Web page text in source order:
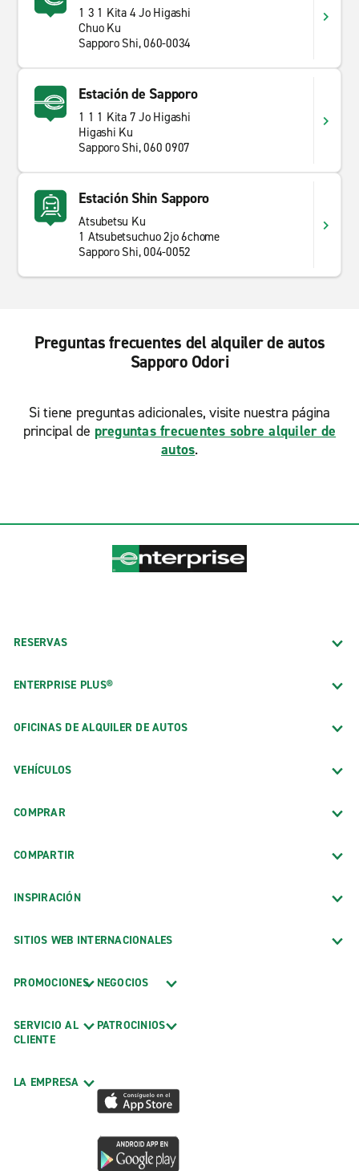
1 3 1 Kita 4 Jo Higashi
Chuo Ku
Sapporo Shi, 060-0034
Estación de Sapporo
1 1 1 Kita 7 Jo Higashi
Higashi Ku
Sapporo Shi, 060 0907
Estación Shin Sapporo
Atsubetsu Ku
1 Atsubetsuchuo 2jo 6chome
Sapporo Shi, 004-0052
Preguntas frecuentes del alquiler de autos
Sapporo Odori
Si tiene preguntas adicionales, visite nuestra página
principal de preguntas frecuentes sobre alquiler de
autos.
RESERVAS
ENTERPRISE PLUS®
OFICINAS DE ALQUILER DE AUTOS
VEHÍCULOS
COMPRAR
COMPARTIR
INSPIRACIÓN
SITIOS WEB INTERNACIONALES
PROMOCIONES
SERVICIO AL
CLIENTE
LA EMPRESA
NEGOCIOS
PATROCINIOS